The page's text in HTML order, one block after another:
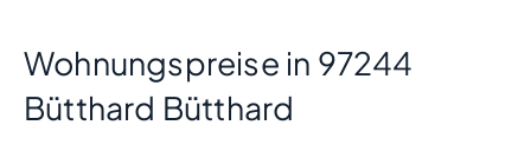
Wohnungspreise in 97244
Bütthard Bütthard